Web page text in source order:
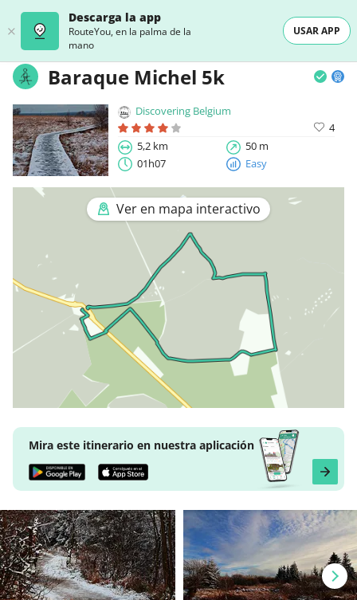
Descarga la app
RouteYou, en la palma de la
mano
USAR APP
Baraque Michel 5k
Discovering Belgium
4
5,2 km
50 m
01h07
Easy
Ver en mapa interactivo
Mira este itinerario en nuestra aplicación